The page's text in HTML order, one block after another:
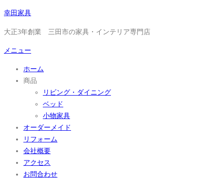
コ
テ
ン
幸田家具
大正3年創業 三田市の家具・インテリア専門店
メニュー
ホーム
商品
リビング・ダイニング
ベッド
小物家具
オーダーメイド
リフォーム
会社概要
アクセス
お問合わせ